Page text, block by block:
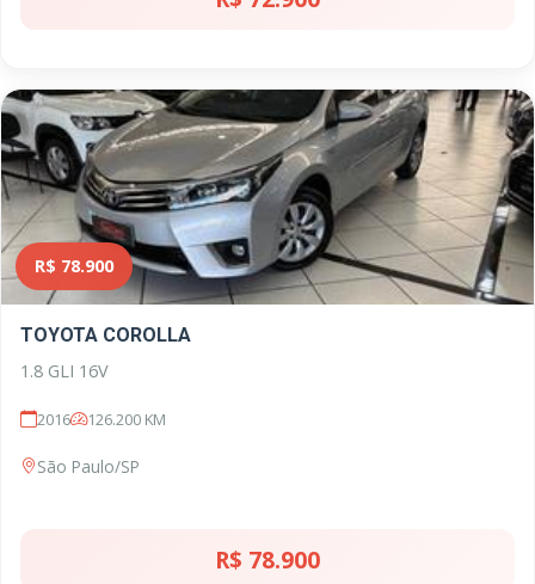
R$ 78.900
TOYOTA COROLLA
1.8 GLI 16V
2016 126.200 KM
São Paulo/SP
R$ 78.900